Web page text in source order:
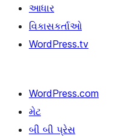
આધાર
વિકાસકર્તાઓ
WordPress.tv
WordPress.com
મેટ
બી બી પ્રેસ